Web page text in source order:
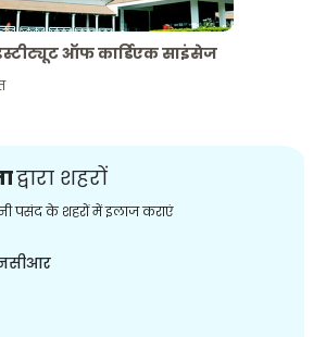
ऑफ कार्डिएक साइंसेज
द्वारा शहरों
पसंद के शहरों में इलाज कराएं